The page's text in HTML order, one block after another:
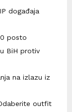
događaja
posto
BiH protiv
na izlazu iz
outfit